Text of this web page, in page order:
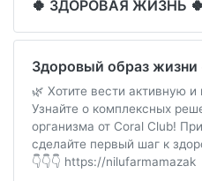
🍀 ЗДОРОВАЯ ЖИЗНЬ 🍀
Здоровый образ жизни
🌿 Хотите вести активную
Узнайте о комплексных
организма от Coral Club!
сделайте первый шаг к
👇👇👇 https://nilufarmamazak